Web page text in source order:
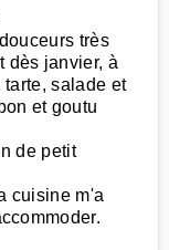
très
dès janvier, à
salade et
et goutu
de petit
cuisine m'a